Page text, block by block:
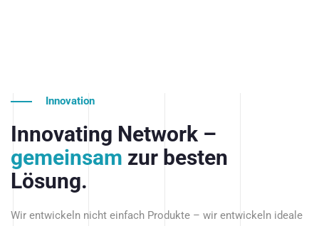
Innovation
Innovating Network –
gemeinsam zur besten
Lösung.
Wir entwickeln nicht einfach Produkte – wir entwickeln ideale